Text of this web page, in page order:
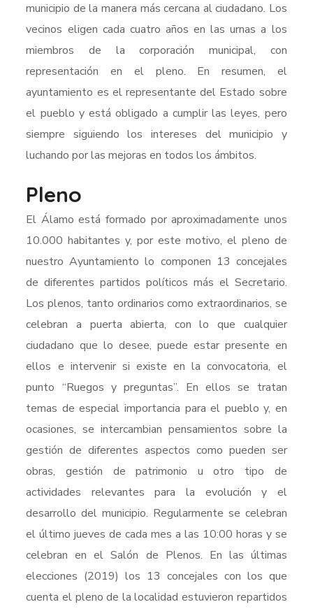
municipio de la manera más cercana al ciudadano. Los
vecinos eligen cada cuatro años en las urnas a los
miembros de la corporación municipal, con
representación en el pleno. En resumen, el
ayuntamiento es el representante del Estado sobre
el pueblo y está obligado a cumplir las leyes, pero
siempre siguiendo los intereses del municipio y
luchando por las mejoras en todos los ámbitos.
Pleno
El Álamo está formado por aproximadamente unos
10.000 habitantes y, por este motivo, el pleno de
nuestro Ayuntamiento lo componen 13 concejales
de diferentes partidos políticos más el Secretario.
Los plenos, tanto ordinarios como extraordinarios, se
celebran a puerta abierta, con lo que cualquier
ciudadano que lo desee, puede estar presente en
ellos e intervenir si existe en la convocatoria, el
punto “Ruegos y preguntas”. En ellos se tratan
temas de especial importancia para el pueblo y, en
ocasiones, se intercambian pensamientos sobre la
gestión de diferentes aspectos como pueden ser
obras, gestión de patrimonio u otro tipo de
actividades relevantes para la evolución y el
desarrollo del municipio. Regularmente se celebran
el último jueves de cada mes a las 10:00 horas y se
celebran en el Salón de Plenos. En las últimas
elecciones (2019) los 13 concejales con los que
cuenta el pleno de la localidad estuvieron repartidos